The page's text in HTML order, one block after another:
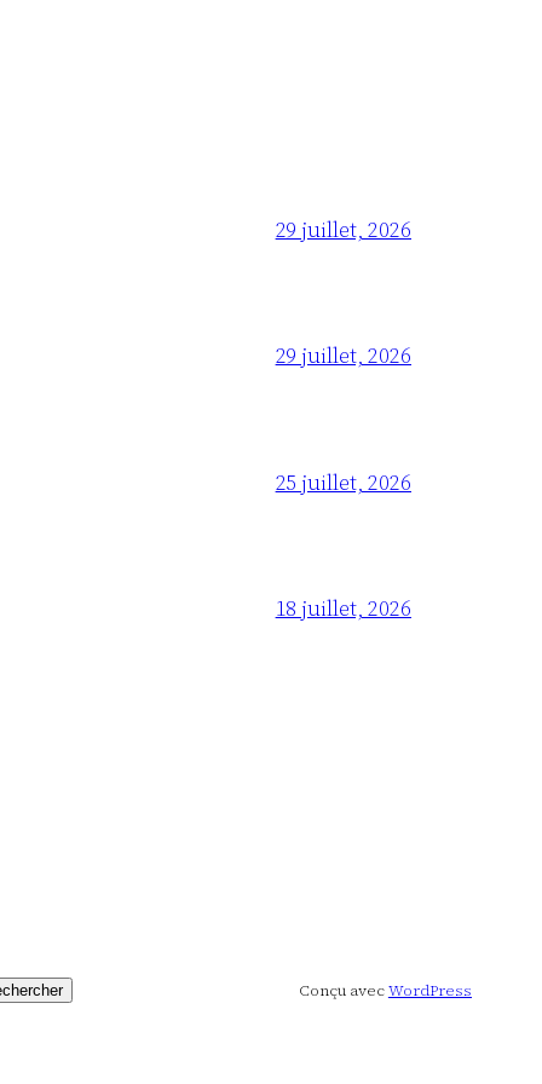
29 juillet, 2026
29 juillet, 2026
25 juillet, 2026
18 juillet, 2026
Conçu avecWordPress